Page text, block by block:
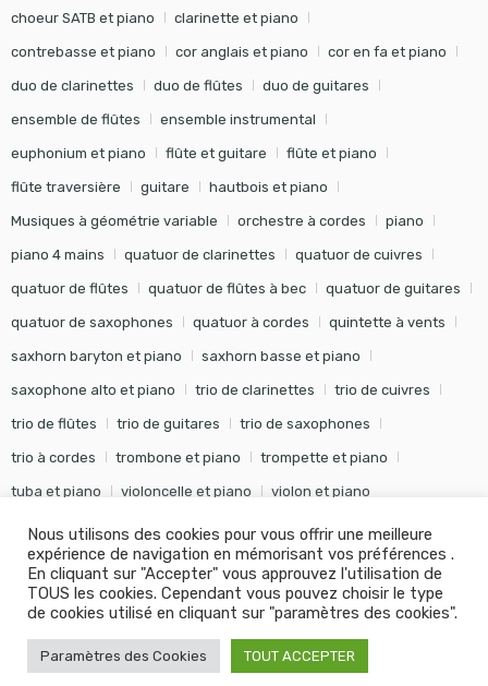
choeur SATB et piano clarinette et piano
contrebasse et piano cor anglais et piano cor en fa et piano
duo de clarinettes duo de flûtes duo de guitares
ensemble de flûtes ensemble instrumental
euphonium et piano flûte et guitare flûte et piano
flûte traversière guitare hautbois et piano
Musiques à géométrie variable orchestre à cordes piano
piano 4 mains quatuor de clarinettes quatuor de cuivres
quatuor de flûtes quatuor de flûtes à bec quatuor de guitares
quatuor de saxophones quatuor à cordes quintette à vents
saxhorn baryton et piano saxhorn basse et piano
saxophone alto et piano trio de clarinettes trio de cuivres
trio de flûtes trio de guitares trio de saxophones
trio à cordes trombone et piano trompette et piano
tuba et piano violoncelle et piano violon et piano
© Editions Soldano - Tous droits réservés - Conception Khalid
KANOUF Agence Digitale
Nous utilisons des cookies pour vous offrir une meilleure
expérience de navigation en mémorisant vos préférences .
En cliquant sur "Accepter" vous approuvez l'utilisation de
TOUS les cookies. Cependant vous pouvez choisir le type
de cookies utilisé en cliquant sur "paramètres des cookies".
Paramètres des Cookies TOUT ACCEPTER